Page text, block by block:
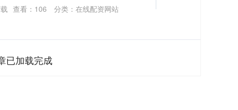
查看： 106 分类： 在线配资网站
已加载完成